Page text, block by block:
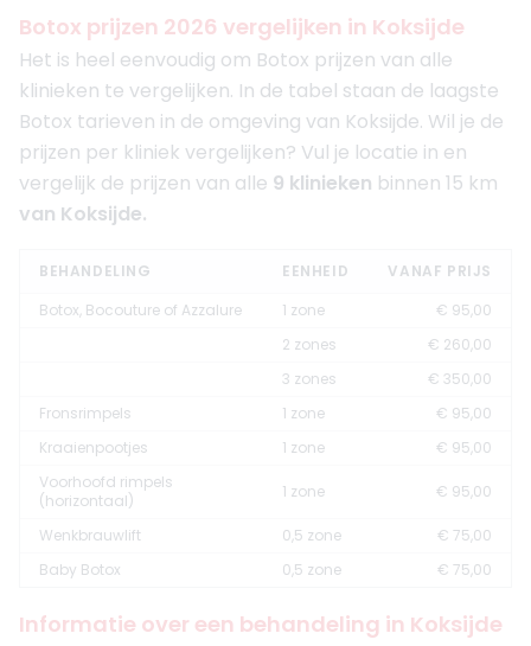
Botox prijzen 2026 vergelijken in Koksijde
Het is heel eenvoudig om Botox prijzen van alle
klinieken te vergelijken. In de tabel staan de laagste
Botox tarieven in de omgeving van Koksijde. Wil je de
prijzen per kliniek vergelijken? Vul je locatie in en
vergelijk de prijzen van alle 9 klinieken binnen 15 km
van Koksijde.
BEHANDELING EENHEID
VANAF PRIJS
Botox, Bocouture of Azzalure
1 zone
€ 95,00
2 zones
€ 260,00
3 zones
€ 350,00
Fronsrimpels
1 zone
€ 95,00
Kraaienpootjes
1 zone
€ 95,00
Voorhoofd rimpels
(horizontaal)
1 zone € 95,00
Wenkbrauwlift 0,5 zone
€ 75,00
Baby Botox
0,5 zone € 75,00
Informatie over een behandeling in Koksijde